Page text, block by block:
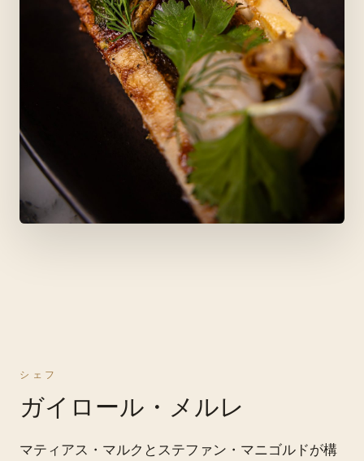
シェフ
ガイロール・メルレ
マティアス・マルクとステファン・マニゴルドが構